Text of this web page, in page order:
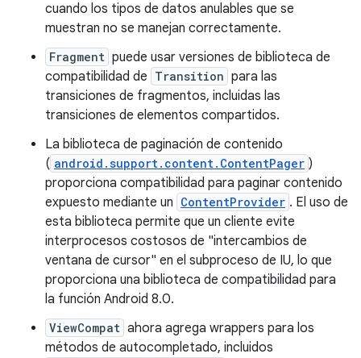
cuando los tipos de datos anulables que se
muestran no se manejan correctamente.
Fragment puede usar versiones de biblioteca de
compatibilidad de Transition para las
transiciones de fragmentos, incluidas las
transiciones de elementos compartidos.
La biblioteca de paginación de contenido
( android.support.content.ContentPager )
proporciona compatibilidad para paginar contenido
expuesto mediante un ContentProvider . El uso de
esta biblioteca permite que un cliente evite
interprocesos costosos de "intercambios de
ventana de cursor" en el subproceso de IU, lo que
proporciona una biblioteca de compatibilidad para
la función Android 8.0.
ViewCompat ahora agrega wrappers para los
métodos de autocompletado, incluidos